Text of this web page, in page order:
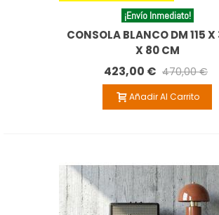
¡Envío Inmediato!
CONSOLA BLANCO DM 115
X 80 CM
423,00 € 470,00 €
Añadir Al Carrito